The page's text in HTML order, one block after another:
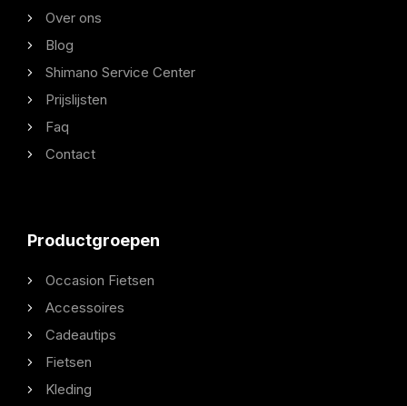
Over ons
Blog
Shimano Service Center
Prijslijsten
Faq
Contact
Productgroepen
Occasion Fietsen
Accessoires
Cadeautips
Fietsen
Kleding